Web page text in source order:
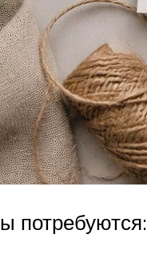
потребуются: